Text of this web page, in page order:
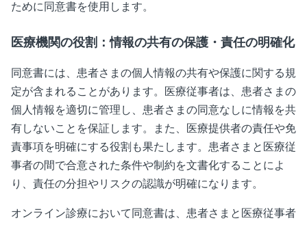
ために同意書を使用します。
医療機関の役割：情報の共有の保護・責任の明確化
同意書には、患者さまの個人情報の共有や保護に関する規
定が含まれることがあります。医療従事者は、患者さまの
個人情報を適切に管理し、患者さまの同意なしに情報を共
有しないことを保証します。また、医療提供者の責任や免
責事項を明確にする役割も果たします。患者さまと医療従
事者の間で合意された条件や制約を文書化することによ
り、責任の分担やリスクの認識が明確になります。
オンライン診療において同意書は、患者さまと医療従事者